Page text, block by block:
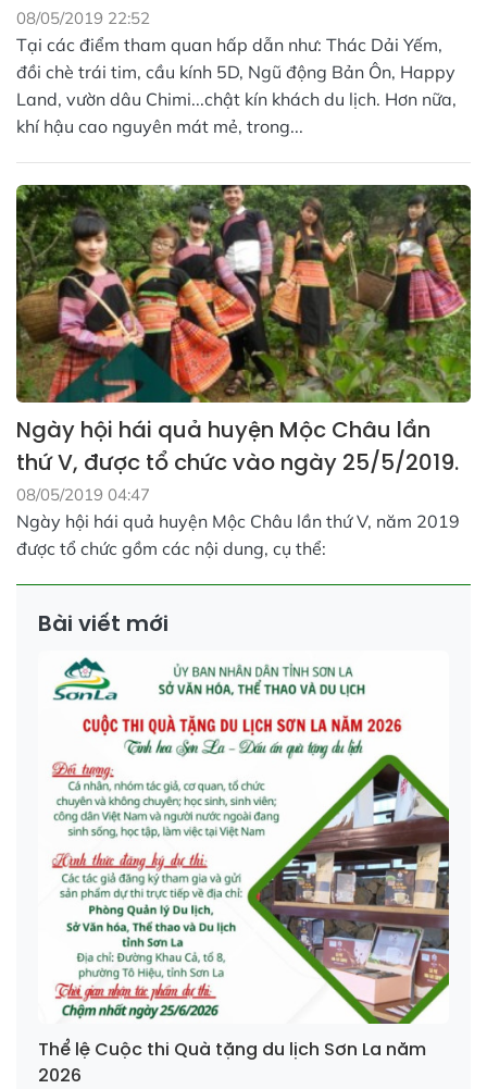
08/05/2019 22:52
Tại các điểm tham quan hấp dẫn như: Thác Dải Yếm,
đồi chè trái tim, cầu kính 5D, Ngũ động Bản Ôn, Happy
Land, vườn dâu Chimi...chật kín khách du lịch. Hơn nữa,
khí hậu cao nguyên mát mẻ, trong...
Ngày hội hái quả huyện Mộc Châu lần
thứ V, được tổ chức vào ngày 25/5/2019.
08/05/2019 04:47
Ngày hội hái quả huyện Mộc Châu lần thứ V, năm 2019
được tổ chức gồm các nội dung, cụ thể:
Bài viết mới
Thể lệ Cuộc thi Quà tặng du lịch Sơn La năm
2026